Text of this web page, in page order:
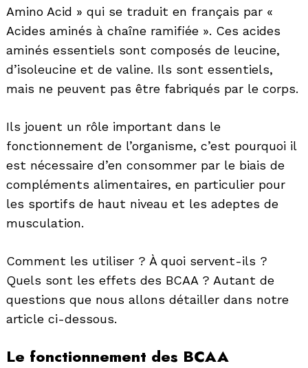
Amino Acid » qui se traduit en français par «
Acides aminés à chaîne ramifiée ». Ces acides
aminés essentiels sont composés de leucine,
d’isoleucine et de valine. Ils sont essentiels,
mais ne peuvent pas être fabriqués par le corps.
Ils jouent un rôle important dans le
fonctionnement de l’organisme, c’est pourquoi il
est nécessaire d’en consommer par le biais de
compléments alimentaires, en particulier pour
les sportifs de haut niveau et les adeptes de
musculation.
Comment les utiliser ? À quoi servent-ils ?
Quels sont les effets des BCAA ? Autant de
questions que nous allons détailler dans notre
article ci-dessous.
Le fonctionnement des BCAA